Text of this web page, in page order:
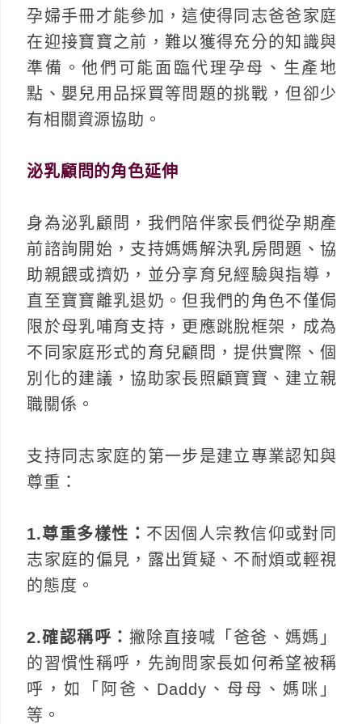
孕婦手冊才能參加，這使得同志爸爸家庭
在迎接寶寶之前，難以獲得充分的知識與
準備。他們可能面臨代理孕母、生產地
點、嬰兒用品採買等問題的挑戰，但卻少
有相關資源協助。
泌乳顧問的角色延伸
身為泌乳顧問，我們陪伴家長們從孕期產
前諮詢開始，支持媽媽解決乳房問題、協
助親餵或擠奶，並分享育兒經驗與指導，
直至寶寶離乳退奶。但我們的角色不僅侷
限於母乳哺育支持，更應跳脫框架，成為
不同家庭形式的育兒顧問，提供實際、個
別化的建議，協助家長照顧寶寶、建立親
職關係。
支持同志家庭的第一步是建立專業認知與
尊重：
1.尊重多樣性： 不因個人宗教信仰或對同
志家庭的偏見，露出質疑、不耐煩或輕視
的態度。
2.確認稱呼： 撇除直接喊「爸爸、媽媽」
的習慣性稱呼，先詢問家長如何希望被稱
呼，如「阿爸、Daddy、母母、媽咪」
等。